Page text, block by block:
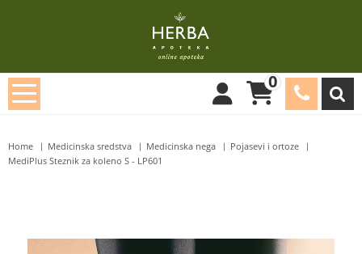
0
Home Medicinska sredstva Medicinska nega
Pojasevi i ortoze
MediPlus Steznik za koleno S - LP601